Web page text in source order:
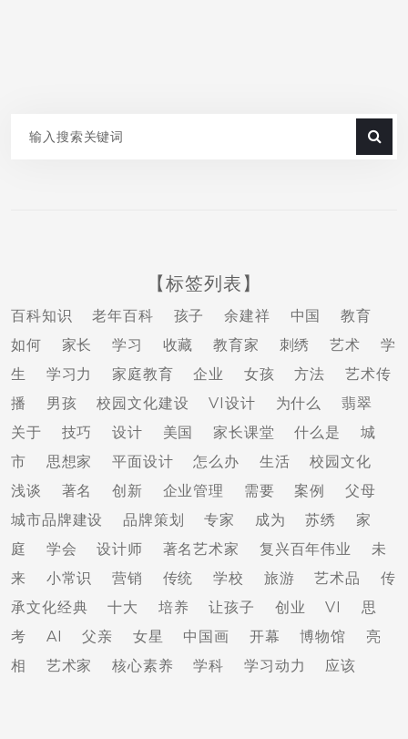
【标签列表】
百科知识 老年百科 孩子 余建祥 中国
教育
如何
家长 学习 收藏 教育家 刺绣 艺术
学
生
学习力 家庭教育 企业 女孩 方法
艺术传
播
男孩 校园文化建设 VI设计 为什么
翡翠
关于
技巧 设计 美国 家长课堂 什么是
城
市
思想家 平面设计 怎么办 生活
校园文化
浅谈
著名 创新 企业管理 需要 案例
父母
城市品牌建设
品牌策划 专家 成为 苏绣
家
庭
学会 设计师 著名艺术家 复兴百年伟业
未
来
小常识 营销 传统 学校 旅游 艺术品
传
承文化经典
十大 培养 让孩子 创业 VI
思
考
AI 父亲 女星 中国画 开幕 博物馆
亮
相
艺术家 核心素养 学科 学习动力 应该